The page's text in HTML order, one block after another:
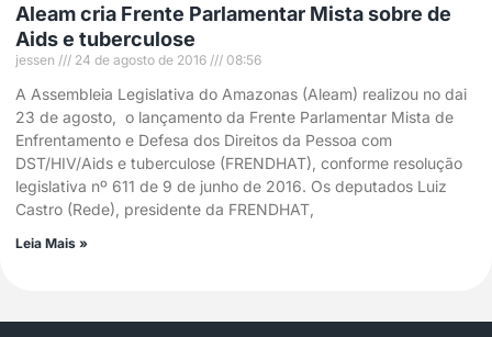
Aleam cria Frente Parlamentar Mista sobre de
Aids e tuberculose
jessen 24 de agosto de 2016 08:56
A Assembleia Legislativa do Amazonas (Aleam) realizou no dai
23 de agosto, o lançamento da Frente Parlamentar Mista de
Enfrentamento e Defesa dos Direitos da Pessoa com
DST/HIV/Aids e tuberculose (FRENDHAT), conforme resolução
legislativa nº 611 de 9 de junho de 2016. Os deputados Luiz
Castro (Rede), presidente da FRENDHAT,
Leia Mais »